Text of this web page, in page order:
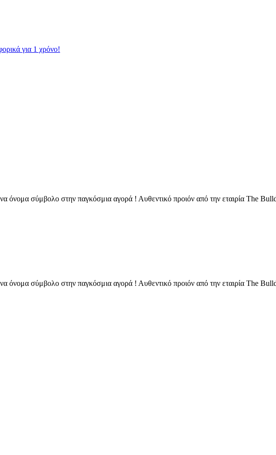
για 1 χρόνο!
όνομα σύμβολο στην παγκόσμια αγορά ! Αυθεντικό προιόν από την εταιρία The
όνομα σύμβολο στην παγκόσμια αγορά ! Αυθεντικό προιόν από την εταιρία The